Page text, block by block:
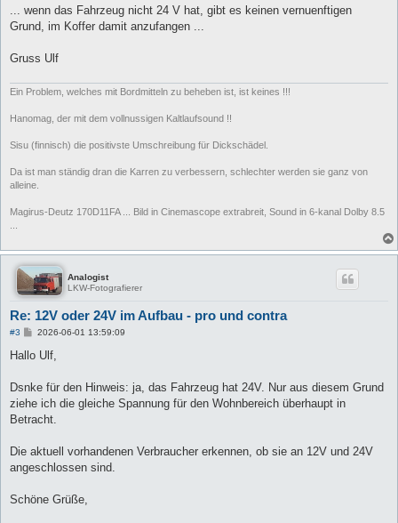
... wenn das Fahrzeug nicht 24 V hat, gibt es keinen vernuenftigen
Grund, im Koffer damit anzufangen ...
Gruss Ulf
Ein Problem, welches mit Bordmitteln zu beheben ist, ist keines !!!
Hanomag, der mit dem vollnussigen Kaltlaufsound !!
Sisu (finnisch) die positivste Umschreibung für Dickschädel.
Da ist man ständig dran die Karren zu verbessern, schlechter werden sie ganz von
alleine.
Magirus-Deutz 170D11FA ... Bild in Cinemascope extrabreit, Sound in 6-kanal Dolby 8.5
Analogist
LKW-Fotografierer
Re: 12V oder 24V im Aufbau - pro und contra
#3
B
i
a
2026-06-01 13:59:09
Hallo Ulf,
Dsnke für den Hinweis: ja, das Fahrzeug hat 24V. Nur aus diesem Grund
ziehe ich die gleiche Spannung für den Wohnbereich überhaupt in
Betracht.
Die aktuell vorhandenen Verbraucher erkennen, ob sie an 12V und 24V
angeschlossen sind.
Schöne Grüße,